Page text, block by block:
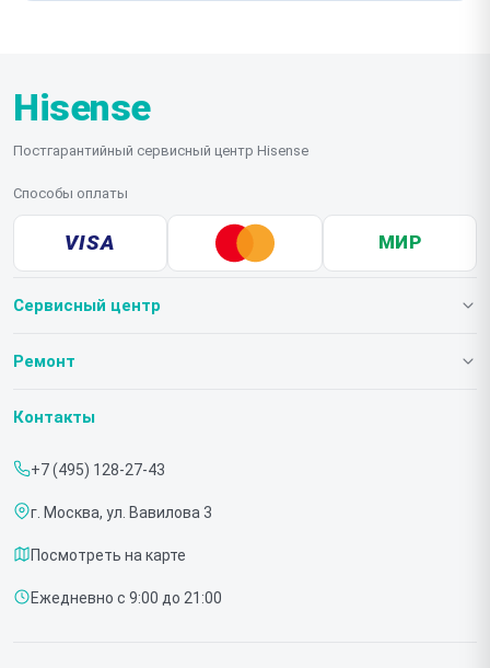
Hisense
Постгарантийный сервисный центр Hisense
Способы оплаты
VISA МИР
Сервисный центр
О нашем сервисе
Срочный ремонт
Доставка и способы оплаты
Диагностика
Контакты
Ремонт
Телевизоров
Контакты
+7 (495) 128-27-43
г. Москва, ул. Вавилова 3
Посмотреть на карте
Ежедневно с 9:00 до 21:00